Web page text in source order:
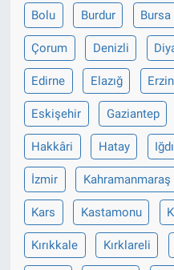
Bolu Burdur Bursa
Çorum Denizli
Edirne Elazığ
Eskişehir Gaziantep
Hakkâri Hatay
İzmir Kahramanmaraş
Kars Kastamonu
Kırıkkale Kırklareli